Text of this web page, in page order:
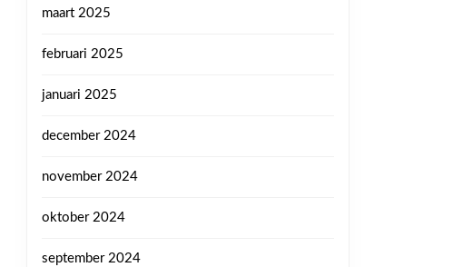
maart 2025
februari 2025
januari 2025
december 2024
november 2024
oktober 2024
september 2024